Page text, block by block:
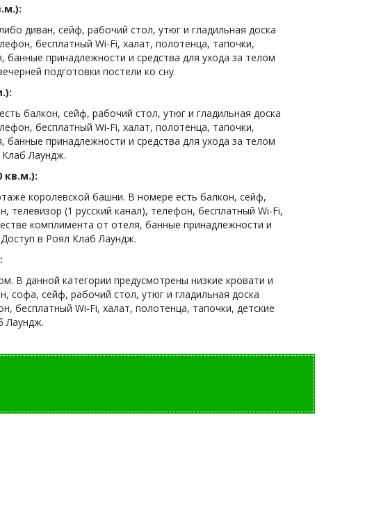
диван, сейф, рабочий стол, утюг и гладильная доска
бесплатный Wi-Fi, халат, полотенца, тапочки,
принадлежности и средства для ухода за телом
подготовки постели ко сну.
балкон, сейф, рабочий стол, утюг и гладильная доска
бесплатный Wi-Fi, халат, полотенца, тапочки,
принадлежности и средства для ухода за телом
Лаундж.
кв.м.):
королевской башни. В номере есть балкон, сейф,
телевизор (1 русский канал), телефон, бесплатный Wi-Fi,
комплимента от отеля, банные принадлежности и
в Роял Клаб Лаундж.
В данной категории предусмотрены низкие кровати и
софа, сейф, рабочий стол, утюг и гладильная доска
бесплатный Wi-Fi, халат, полотенца, тапочки, детские
Лаундж.